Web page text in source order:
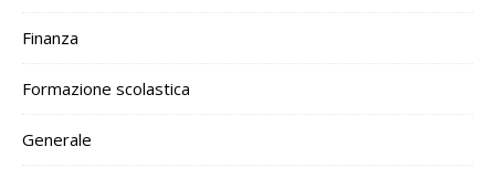
Finanza
Formazione scolastica
Generale